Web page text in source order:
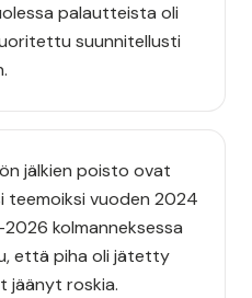
palautteista oli
suunnitellusti
jälkien poisto ovat
teemoiksi vuoden 2024
kolmanneksessa
että piha oli jätetty
jäänyt roskia.